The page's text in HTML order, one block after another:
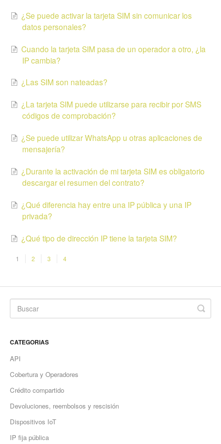
¿Se puede activar la tarjeta SIM sin comunicar los
datos personales?
Cuando la tarjeta SIM pasa de un operador a otro, ¿la
IP cambia?
¿Las SIM son nateadas?
¿La tarjeta SIM puede utilizarse para recibir por SMS
códigos de comprobación?
¿Se puede utilizar WhatsApp u otras aplicaciones de
mensajería?
¿Durante la activación de mi tarjeta SIM es obligatorio
descargar el resumen del contrato?
¿Qué diferencia hay entre una IP pública y una IP
privada?
¿Qué tipo de dirección IP tiene la tarjeta SIM?
1 2 3 4
CATEGORIAS
API
Cobertura y Operadores
Crédito compartido
Devoluciones, reembolsos y rescisión
Dispositivos IoT
IP fija pública